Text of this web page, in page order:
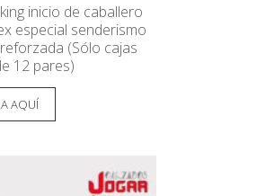
inicio de caballero
especial senderismo
(Sólo cajas
12 pares)
AQUÍ